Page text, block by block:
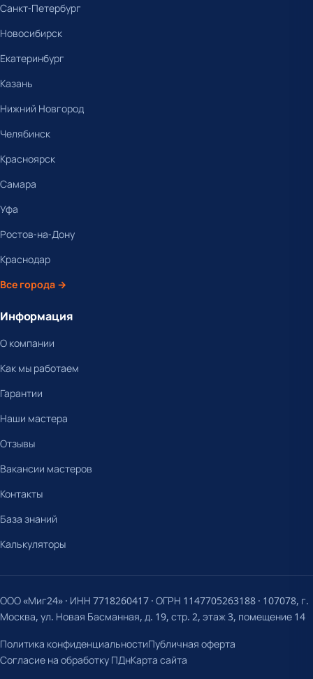
Санкт-Петербург
Новосибирск
Екатеринбург
Казань
Нижний Новгород
Челябинск
Красноярск
Самара
Уфа
Ростов-на-Дону
Краснодар
Все города →
Информация
О компании
Как мы работаем
Гарантии
Наши мастера
Отзывы
Вакансии мастеров
Контакты
База знаний
Калькуляторы
ООО «Миг24» · ИНН 7718260417 · ОГРН 1147705263188 · 107078, г.
Москва, ул. Новая Басманная, д. 19, стр. 2, этаж 3, помещение 14
Политика конфиденциальностиПубличная оферта
Согласие на обработку ПДнКарта сайта